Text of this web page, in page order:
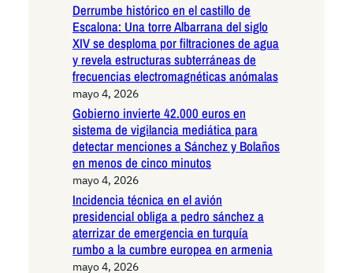
Derrumbe histórico en el castillo de
Escalona: Una torre Albarrana del siglo
XIV se desploma por filtraciones de agua
y revela estructuras subterráneas de
frecuencias electromagnéticas anómalas
mayo 4, 2026
Gobierno invierte 42.000 euros en
sistema de vigilancia mediática para
detectar menciones a Sánchez y Bolaños
en menos de cinco minutos
mayo 4, 2026
Incidencia técnica en el avión
presidencial obliga a pedro sánchez a
aterrizar de emergencia en turquía
rumbo a la cumbre europea en armenia
mayo 4, 2026